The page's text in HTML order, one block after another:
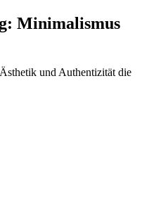
Minimalismus
und Authentizität die